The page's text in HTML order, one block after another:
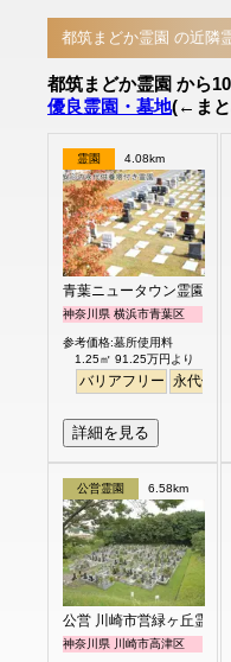
都筑まどか霊園 の近隣
都筑まどか霊園 から
優良霊園・墓地(←まと
霊園 4.08km
青葉ニュータウン霊園
神奈川県 横浜市青葉区
参考価格:墓所使用料
1.25㎡ 91.25万円より
バリアフリー 永代供養
詳細を見る
公営霊園 6.58km
公営 川崎市営緑ヶ丘霊園
神奈川県 川崎市高津区